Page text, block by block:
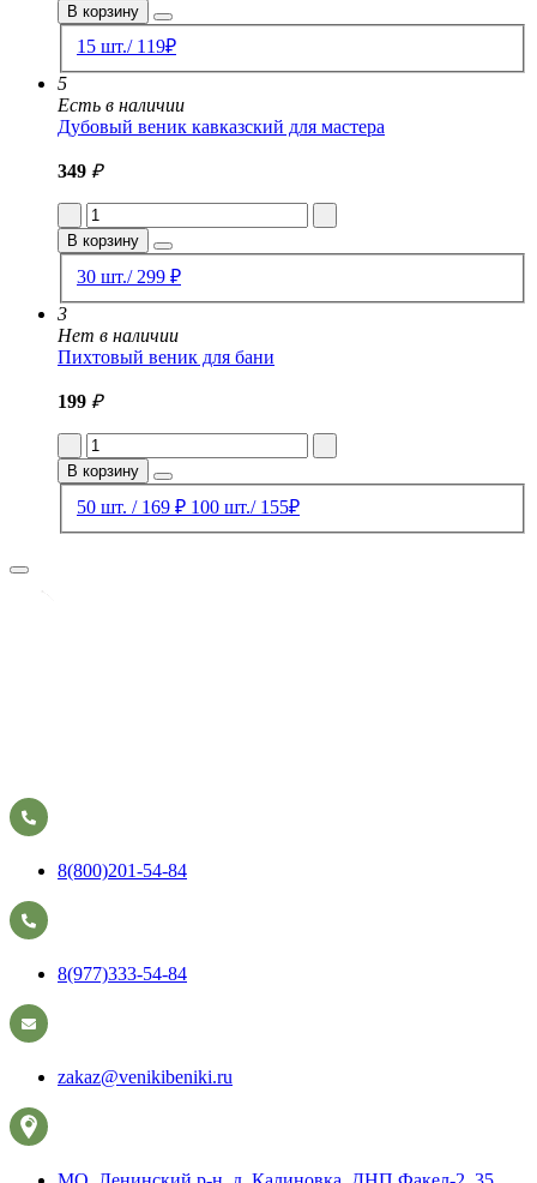
В корзину
15 шт./ 119₽
5
Есть в наличии
Дубовый веник кавказский для мастера
349 ₽
В корзину
30 шт./ 299 ₽
3
Нет в наличии
Пихтовый веник для бани
199 ₽
В корзину
50 шт. / 169 ₽ 100 шт./ 155₽
8(800)201-54-84
8(977)333-54-84
zakaz@venikibeniki.ru